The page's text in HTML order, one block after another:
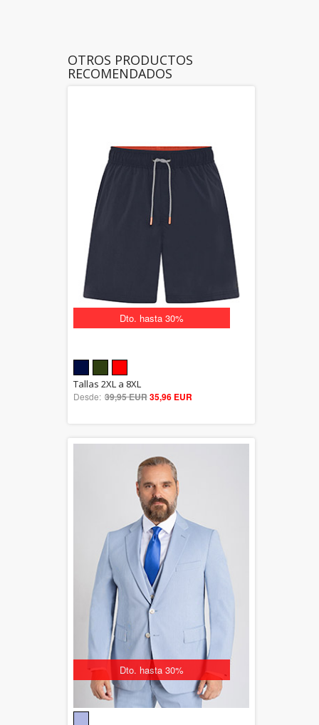
OTROS PRODUCTOS
RECOMENDADOS
Dto. hasta 30%
5.00
out of 5
Tallas 2XL a 8XL
Desde: 39,95 EUR35,96 EUR
Dto. hasta 30%